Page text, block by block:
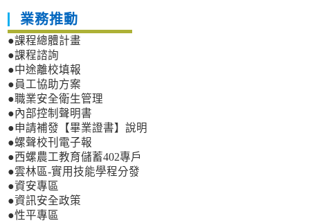
業務推動
●課程總體計畫
●課程諮詢
●中途離校填報
●員工協助方案
●職業安全衛生管理
●內部控制聲明書
●申請補發【畢業證書】說明
●螺聲校刊電子報
●西螺農工教育儲蓄402專戶
●雲林區-實用技能學程分發
●資安專區
●資訊安全政策
●性平專區